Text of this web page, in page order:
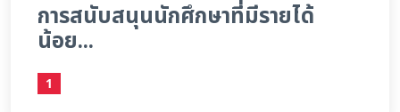
การสนับสนุนนักศึกษาที่มีรายได้
น้อย...
1